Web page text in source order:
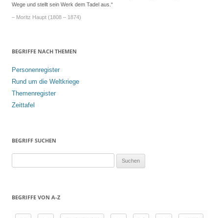
Wege und stellt sein Werk dem Tadel aus.“
– Moritz Haupt (1808 – 1874)
BEGRIFFE NACH THEMEN
Personenregister
Rund um die Weltkriege
Themenregister
Zeittafel
BEGRIFF SUCHEN
h
BEGRIFFE VON A-Z